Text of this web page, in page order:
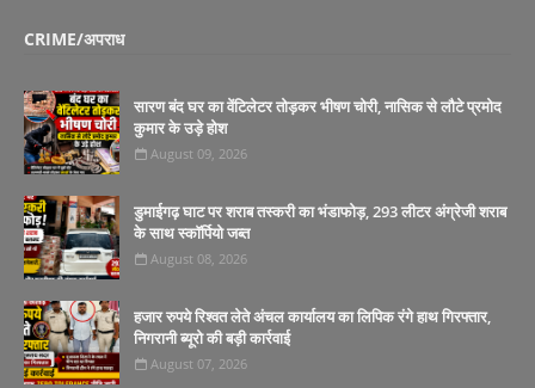
CRIME/अपराध
सारण बंद घर का वेंटिलेटर तोड़कर भीषण चोरी, नासिक से लौटे प्रमोद
कुमार के उड़े होश
August 09, 2026
डुमाईगढ़ घाट पर शराब तस्करी का भंडाफोड़, 293 लीटर अंग्रेजी शराब
के साथ स्कॉर्पियो जब्त
August 08, 2026
हजार रुपये रिश्वत लेते अंचल कार्यालय का लिपिक रंगे हाथ गिरफ्तार,
निगरानी ब्यूरो की बड़ी कार्रवाई
August 07, 2026